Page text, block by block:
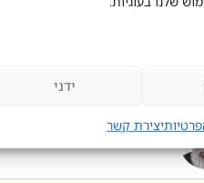
ידני
יצירת קשר
הרב יאיר בידני